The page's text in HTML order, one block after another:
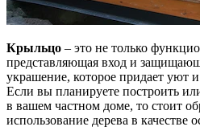
Крыльцо – это не только
представляющая вход и
украшение, которое придает уют и
Если вы планируете построить
в вашем частном доме, то стоит
использование дерева в качестве